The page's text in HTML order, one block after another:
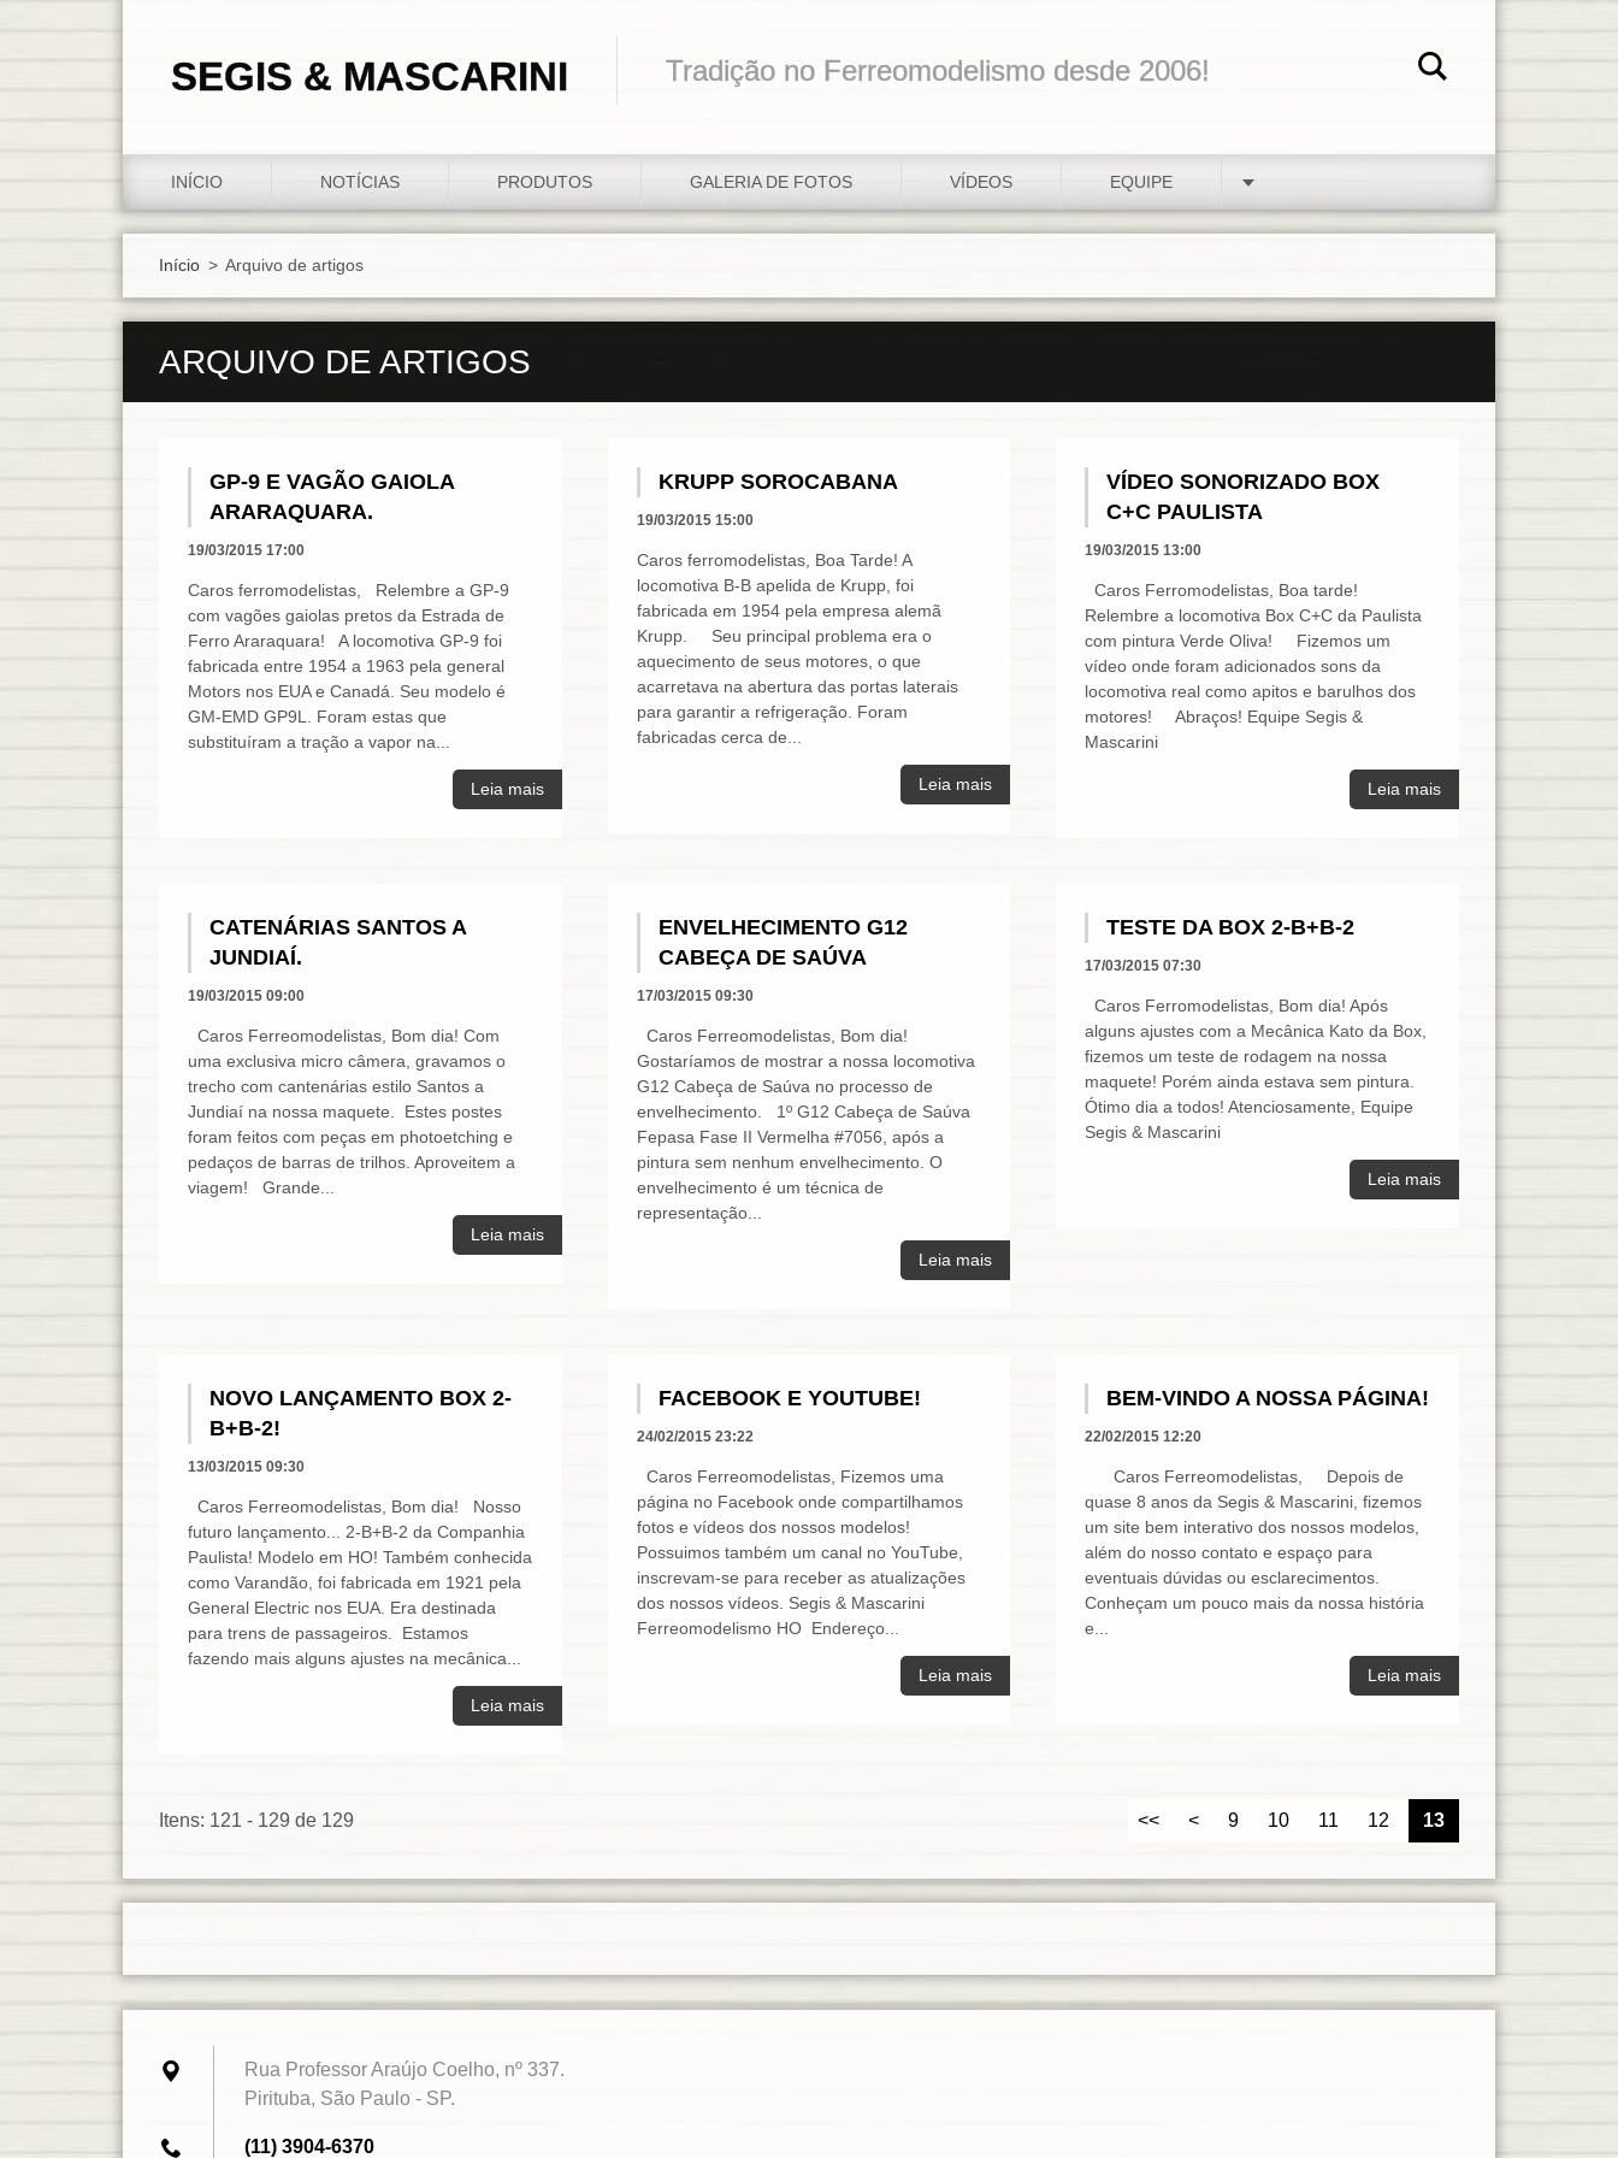
SEGIS & MASCARINI Tradição no Ferreomodelismo desde 2006!
INÍCIO NOTÍCIAS PRODUTOS GALERIA DE FOTOS VÍDEOS EQUIPE
Início > Arquivo de artigos
ARQUIVO DE ARTIGOS
GP-9 E VAGÃO GAIOLA
ARARAQUARA.
19/03/2015 17:00
Caros ferromodelistas, Relembre a GP-9
com vagões gaiolas pretos da Estrada de
Ferro Araraquara! A locomotiva GP-9 foi
fabricada entre 1954 a 1963 pela general
Motors nos EUA e Canadá. Seu modelo é
GM-EMD GP9L. Foram estas que
substituíram a tração a vapor na...
Leia mais
KRUPP SOROCABANA
19/03/2015 15:00
Caros ferromodelistas, Boa Tarde! A
locomotiva B-B apelida de Krupp, foi
fabricada em 1954 pela empresa alemã
Krupp. Seu principal problema era o
aquecimento de seus motores, o que
acarretava na abertura das portas laterais
para garantir a refrigeração. Foram
fabricadas cerca de...
Leia mais
VÍDEO SONORIZADO BOX
C+C PAULISTA
19/03/2015 13:00
Caros Ferromodelistas, Boa tarde!
Relembre a locomotiva Box C+C da Paulista
com pintura Verde Oliva! Fizemos um
vídeo onde foram adicionados sons da
locomotiva real como apitos e barulhos dos
motores! Abraços! Equipe Segis &
Mascarini
Leia mais
CATENÁRIAS SANTOS A
JUNDIAÍ.
19/03/2015 09:00
Caros Ferreomodelistas, Bom dia! Com
uma exclusiva micro câmera, gravamos o
trecho com cantenárias estilo Santos a
Jundiaí na nossa maquete. Estes postes
foram feitos com peças em photoetching e
pedaços de barras de trilhos. Aproveitem a
viagem! Grande...
Leia mais
ENVELHECIMENTO G12
CABEÇA DE SAÚVA
17/03/2015 09:30
Caros Ferreomodelistas, Bom dia!
Gostaríamos de mostrar a nossa locomotiva
G12 Cabeça de Saúva no processo de
envelhecimento. 1º G12 Cabeça de Saúva
Fepasa Fase II Vermelha #7056, após a
pintura sem nenhum envelhecimento. O
envelhecimento é um técnica de
representação...
Leia mais
TESTE DA BOX 2-B+B-2
17/03/2015 07:30
Caros Ferromodelistas, Bom dia! Após
alguns ajustes com a Mecânica Kato da Box,
fizemos um teste de rodagem na nossa
maquete! Porém ainda estava sem pintura.
Ótimo dia a todos! Atenciosamente, Equipe
Segis & Mascarini
Leia mais
NOVO LANÇAMENTO BOX 2-
B+B-2!
13/03/2015 09:30
Caros Ferreomodelistas, Bom dia! Nosso
futuro lançamento... 2-B+B-2 da Companhia
Paulista! Modelo em HO! Também conhecida
como Varandão, foi fabricada em 1921 pela
General Electric nos EUA. Era destinada
para trens de passageiros. Estamos
fazendo mais alguns ajustes na mecânica...
Leia mais
FACEBOOK E YOUTUBE!
24/02/2015 23:22
Caros Ferreomodelistas, Fizemos uma
página no Facebook onde compartilhamos
fotos e vídeos dos nossos modelos!
Possuimos também um canal no YouTube,
inscrevam-se para receber as atualizações
dos nossos vídeos. Segis & Mascarini
Ferreomodelismo HO Endereço...
Leia mais
BEM-VINDO A NOSSA PÁGINA!
22/02/2015 12:20
Caros Ferreomodelistas, Depois de
quase 8 anos da Segis & Mascarini, fizemos
um site bem interativo dos nossos modelos,
além do nosso contato e espaço para
eventuais dúvidas ou esclarecimentos.
Conheçam um pouco mais da nossa história
e...
Leia mais
Itens: 121 - 129 de 129 << < 9 10 11 12 13
Rua Professor Araújo Coelho, nº 337.
Pirituba, São Paulo - SP.
(11) 3904-6370